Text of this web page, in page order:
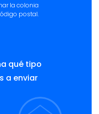
la colonia
postal.
qué tipo
a enviar